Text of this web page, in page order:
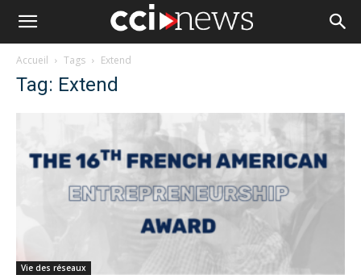
Accueil Tags Extend
Tag: Extend
Vie des réseaux